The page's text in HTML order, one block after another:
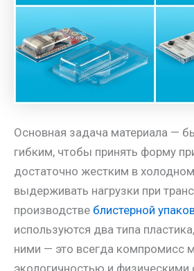
Основная задача материала —
гибким, чтобы принять форму
достаточно жестким в
выдерживать нагрузки при
производстве блистерной
используются два типа
ними — это всегда компромисс